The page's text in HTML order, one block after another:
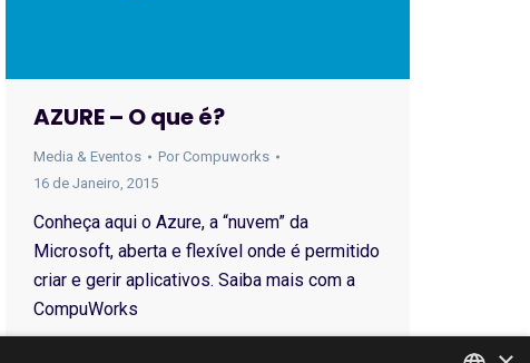
AZURE – O que é?
Media & Eventos Por Compuworks
16 de Janeiro, 2015
Conheça aqui o Azure, a “nuvem” da
Microsoft, aberta e flexível onde é permitido
criar e gerir aplicativos. Saiba mais com a
CompuWorks